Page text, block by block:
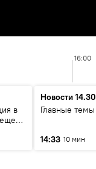
16:00
в
Новости 14.30
Главные темы
14:33 10 мин